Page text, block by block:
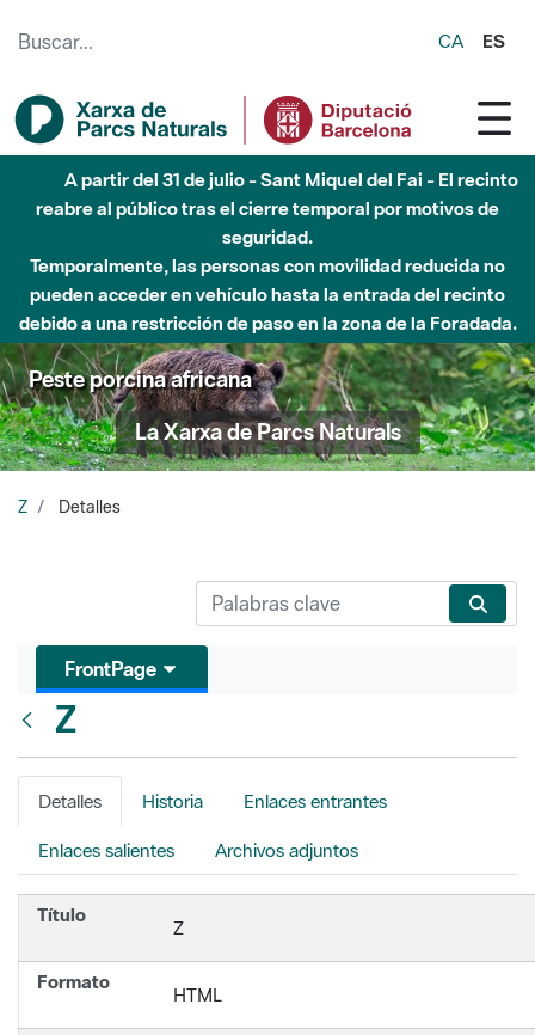
CA ES
A partir del 31 de julio - Sant Miquel del Fai - El recinto
reabre al público tras el cierre temporal por motivos de
seguridad.
Temporalmente, las personas con movilidad reducida no
pueden acceder en vehículo hasta la entrada del recinto
debido a una restricción de paso en la zona de la Foradada.
Peste porcina africana
La Xarxa de Parcs Naturals
Z Detalles
FrontPage
Z
Detalles Historia Enlaces entrantes
Enlaces salientes Archivos adjuntos
Título
Z
Formato
HTML